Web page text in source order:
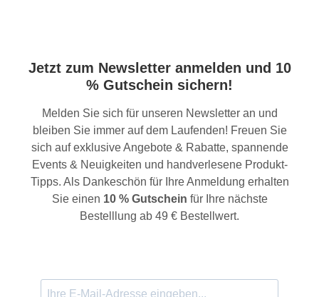
Jetzt zum Newsletter anmelden und 10
% Gutschein sichern!
Melden Sie sich für unseren Newsletter an und
bleiben Sie immer auf dem Laufenden! Freuen Sie
sich auf exklusive Angebote & Rabatte, spannende
Events & Neuigkeiten und handverlesene Produkt-
Tipps. Als Dankeschön für Ihre Anmeldung erhalten
Sie einen 10 % Gutschein für Ihre nächste
Bestelllung ab 49 € Bestellwert.